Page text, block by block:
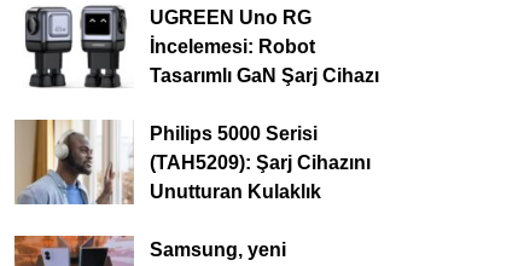
UGREEN Uno RG
İncelemesi: Robot
Tasarımlı GaN Şarj Cihazı
Philips 5000 Serisi
(TAH5209): Şarj Cihazını
Unutturan Kulaklık
Samsung, yeni